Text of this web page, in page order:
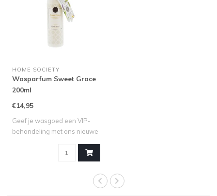
HOME SOCIETY
Wasparfum Sweet Grace
200ml
€14,95
Geef je wasgoed een VIP-
behandeling met ons nieuwe